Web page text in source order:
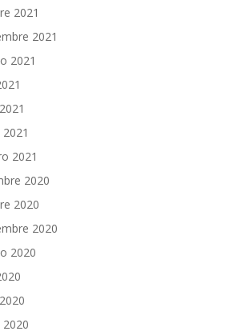
2021
2021
2021
2021
2020
2020
2020
2020